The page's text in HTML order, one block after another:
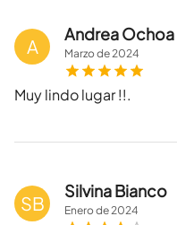
A
Andrea Ochoa
Marzode2024
Muy lindo lugar !!.
SB
Silvina Bianco
Enerode2024